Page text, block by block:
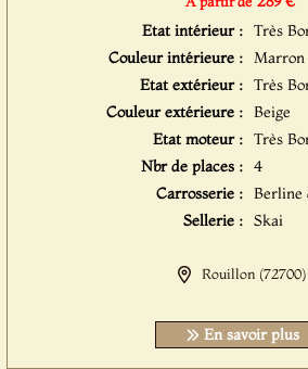
Etat intérieur : Très
Couleur intérieure : Marron
Etat extérieur : Très
Couleur extérieure : Beige
Etat moteur : Très
Nbr de places : 4
Carrosserie : Berline
Sellerie : Skai
Rouillon (72700)
En savoir plus